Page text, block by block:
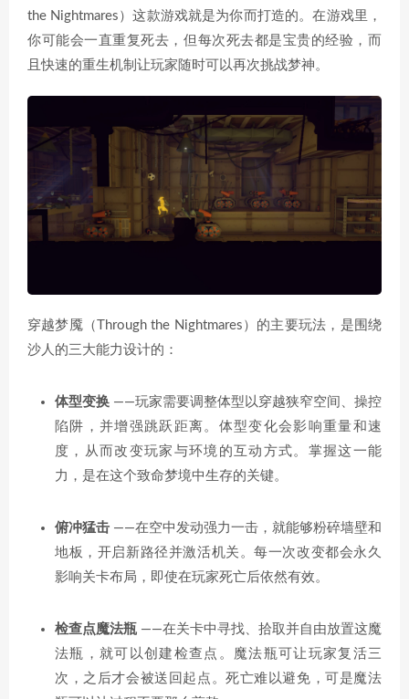
the Nightmares）这款游戏就是为你而打造的。在游戏里，
你可能会一直重复死去，但每次死去都是宝贵的经验，而
且快速的重生机制让玩家随时可以再次挑战梦神。
穿越梦魇（Through the Nightmares）的主要玩法，是围绕
沙人的三大能力设计的：
体型变换 ——玩家需要调整体型以穿越狭窄空间、操控
陷阱，并增强跳跃距离。体型变化会影响重量和速
度，从而改变玩家与环境的互动方式。掌握这一能
力，是在这个致命梦境中生存的关键。
俯冲猛击 ——在空中发动强力一击，就能够粉碎墙壁和
地板，开启新路径并激活机关。每一次改变都会永久
影响关卡布局，即使在玩家死亡后依然有效。
检查点魔法瓶 ——在关卡中寻找、拾取并自由放置这魔
法瓶，就可以创建检查点。魔法瓶可让玩家复活三
次，之后才会被送回起点。死亡难以避免，可是魔法